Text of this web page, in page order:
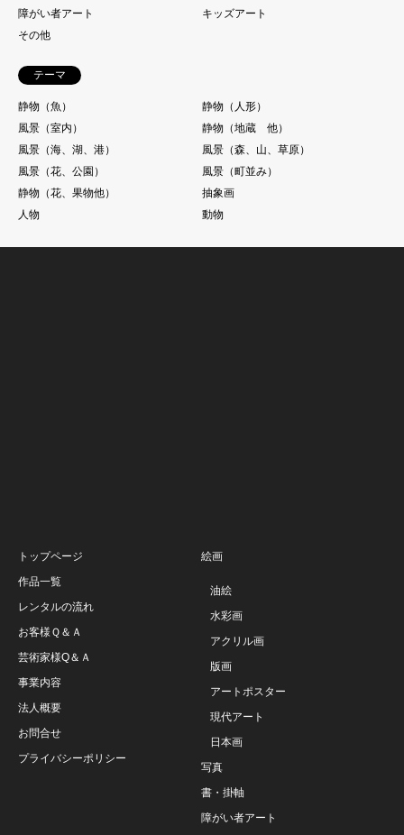
障がい者アート
キッズアート
その他
テーマ
静物（魚）
静物（人形）
風景（室内）
静物（地蔵 他）
風景（海、湖、港）
風景（森、山、草原）
風景（花、公園）
風景（町並み）
静物（花、果物他）
抽象画
人物
動物
トップページ
作品一覧
レンタルの流れ
お客様Ｑ＆Ａ
芸術家様Q＆Ａ
事業内容
法人概要
お問合せ
プライバシーポリシー
絵画
油絵
水彩画
アクリル画
版画
アートポスター
現代アート
日本画
写真
書・掛軸
障がい者アート